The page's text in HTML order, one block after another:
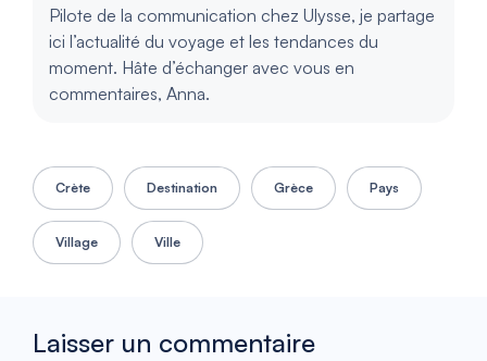
Pilote de la communication chez Ulysse, je partage
ici l’actualité du voyage et les tendances du
moment. Hâte d’échanger avec vous en
commentaires, Anna.
Crète Destination Grèce Pays
Village Ville
Laisser un commentaire